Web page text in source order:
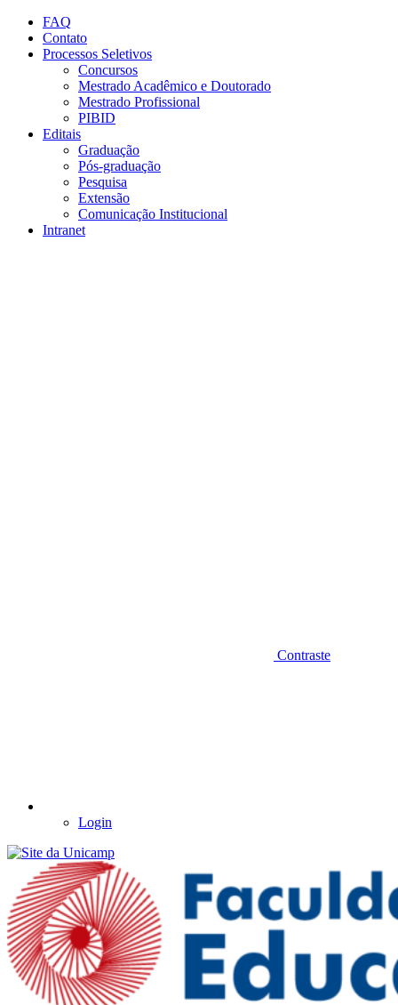
Conteúdo principal
FAQ
Contato
Processos Seletivos
Concursos
Mestrado Acadêmico e Doutorado
Mestrado Profissional
PIBID
Editais
Graduação
Pós-graduação
Pesquisa
Extensão
Comunicação Institucional
Intranet
Contraste
Login